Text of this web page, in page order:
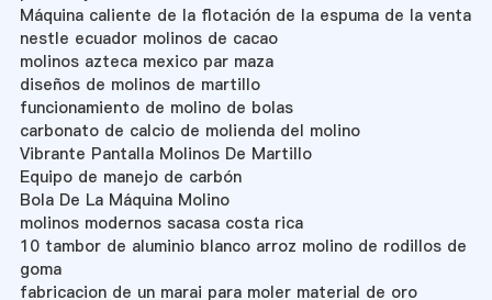
Máquina caliente de la flotación de la espuma de la venta
nestle ecuador molinos de cacao
molinos azteca mexico par maza
diseños de molinos de martillo
funcionamiento de molino de bolas
carbonato de calcio de molienda del molino
Vibrante Pantalla Molinos De Martillo
Equipo de manejo de carbón
Bola De La Máquina Molino
molinos modernos sacasa costa rica
10 tambor de aluminio blanco arroz molino de rodillos de
goma
fabricacion de un marai para moler material de oro